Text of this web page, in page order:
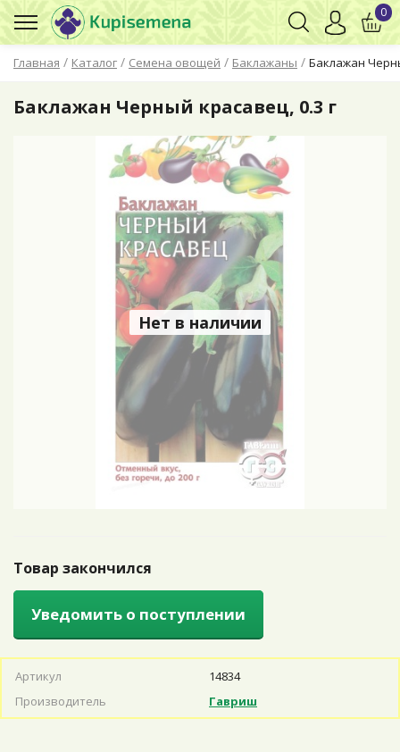
Главная / Каталог / Семена овощей / Баклажаны / Баклажан
0
Баклажан Черный красавец, 0.3 г
Нет в наличии
Товар закончился
Уведомить о поступлении
Артикул
14834
Производитель
Гавриш